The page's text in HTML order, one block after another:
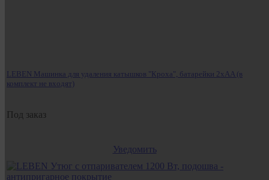
LEBEN Машинка для удаления катышков "Кроха", батарейки 2хAA (в
комплект не входят)
Под заказ
Уведомить